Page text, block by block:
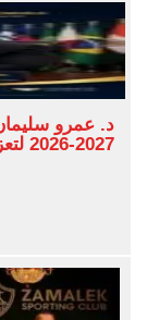
2026-2027 لتعزيز الحوكمة وتطوير التعليم الرياضي